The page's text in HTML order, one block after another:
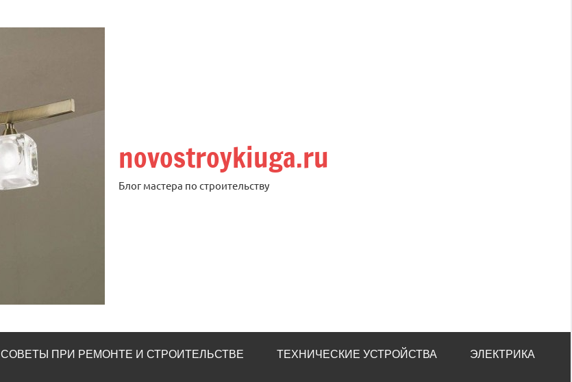
novostroykiuga.ru
Блог мастера по строительству
СОВЕТЫ ПРИ РЕМОНТЕ И СТРОИТЕЛЬСТВЕ ТЕХНИЧЕСКИЕ УСТРОЙСТВА ЭЛЕКТРИКА